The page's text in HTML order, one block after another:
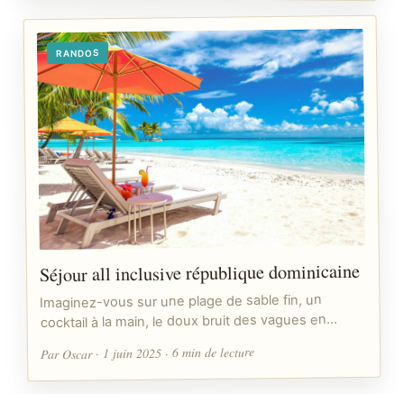
RANDOS
Séjour all inclusive république dominicaine
Imaginez-vous sur une plage de sable fin, un
cocktail à la main, le doux bruit des vagues en…
Par Oscar · 1 juin 2025 · 6 min de lecture